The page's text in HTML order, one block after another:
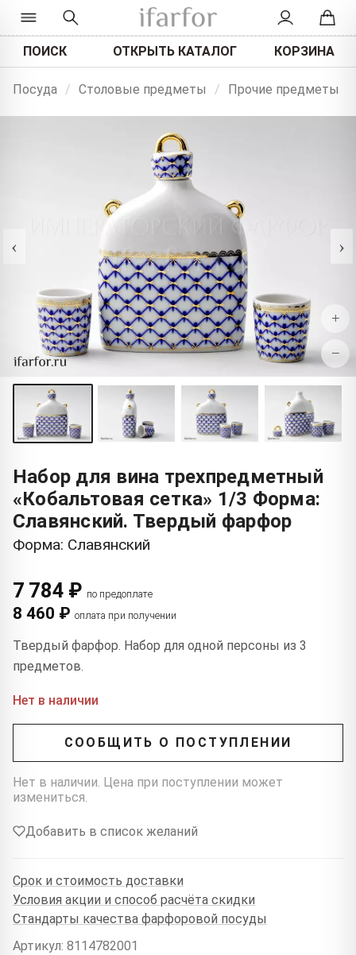
ПОИСК ОТКРЫТЬ КАТАЛОГ КОРЗИНА
Посуда / Столовые предметы / Прочие предметы
‹ ›
+
−
Набор для вина трехпредметный
«Кобальтовая сетка» 1/3 Форма:
Славянский. Твердый фарфор
Форма: Славянский
7 784 ₽ по предоплате
8 460 ₽ оплата при получении
Твердый фарфор. Набор для одной персоны из 3
предметов.
Нет в наличии
СООБЩИТЬ О ПОСТУПЛЕНИИ
Нет в наличии. Цена при поступлении может
измениться.
Добавить в список желаний
Срок и стоимость доставки
Условия акции и способ расчёта скидки
Стандарты качества фарфоровой посуды
Артикул: 8114782001